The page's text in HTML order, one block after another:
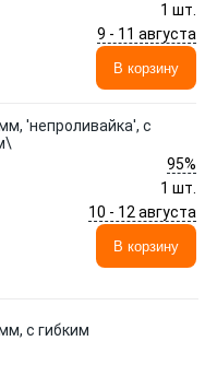
1 шт.
9 - 11 августа
В корзину
'непроливайка', с
95%
1 шт.
10 - 12 августа
В корзину
с гибким